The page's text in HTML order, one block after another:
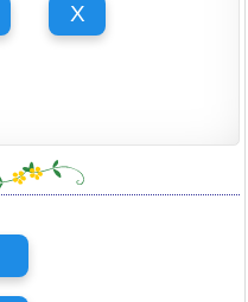
X